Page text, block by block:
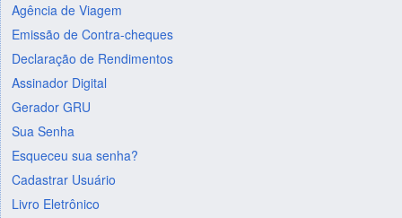
Agência de Viagem
Emissão de Contra-cheques
Declaração de Rendimentos
Assinador Digital
Gerador GRU
Sua Senha
Esqueceu sua senha?
Cadastrar Usuário
Livro Eletrônico